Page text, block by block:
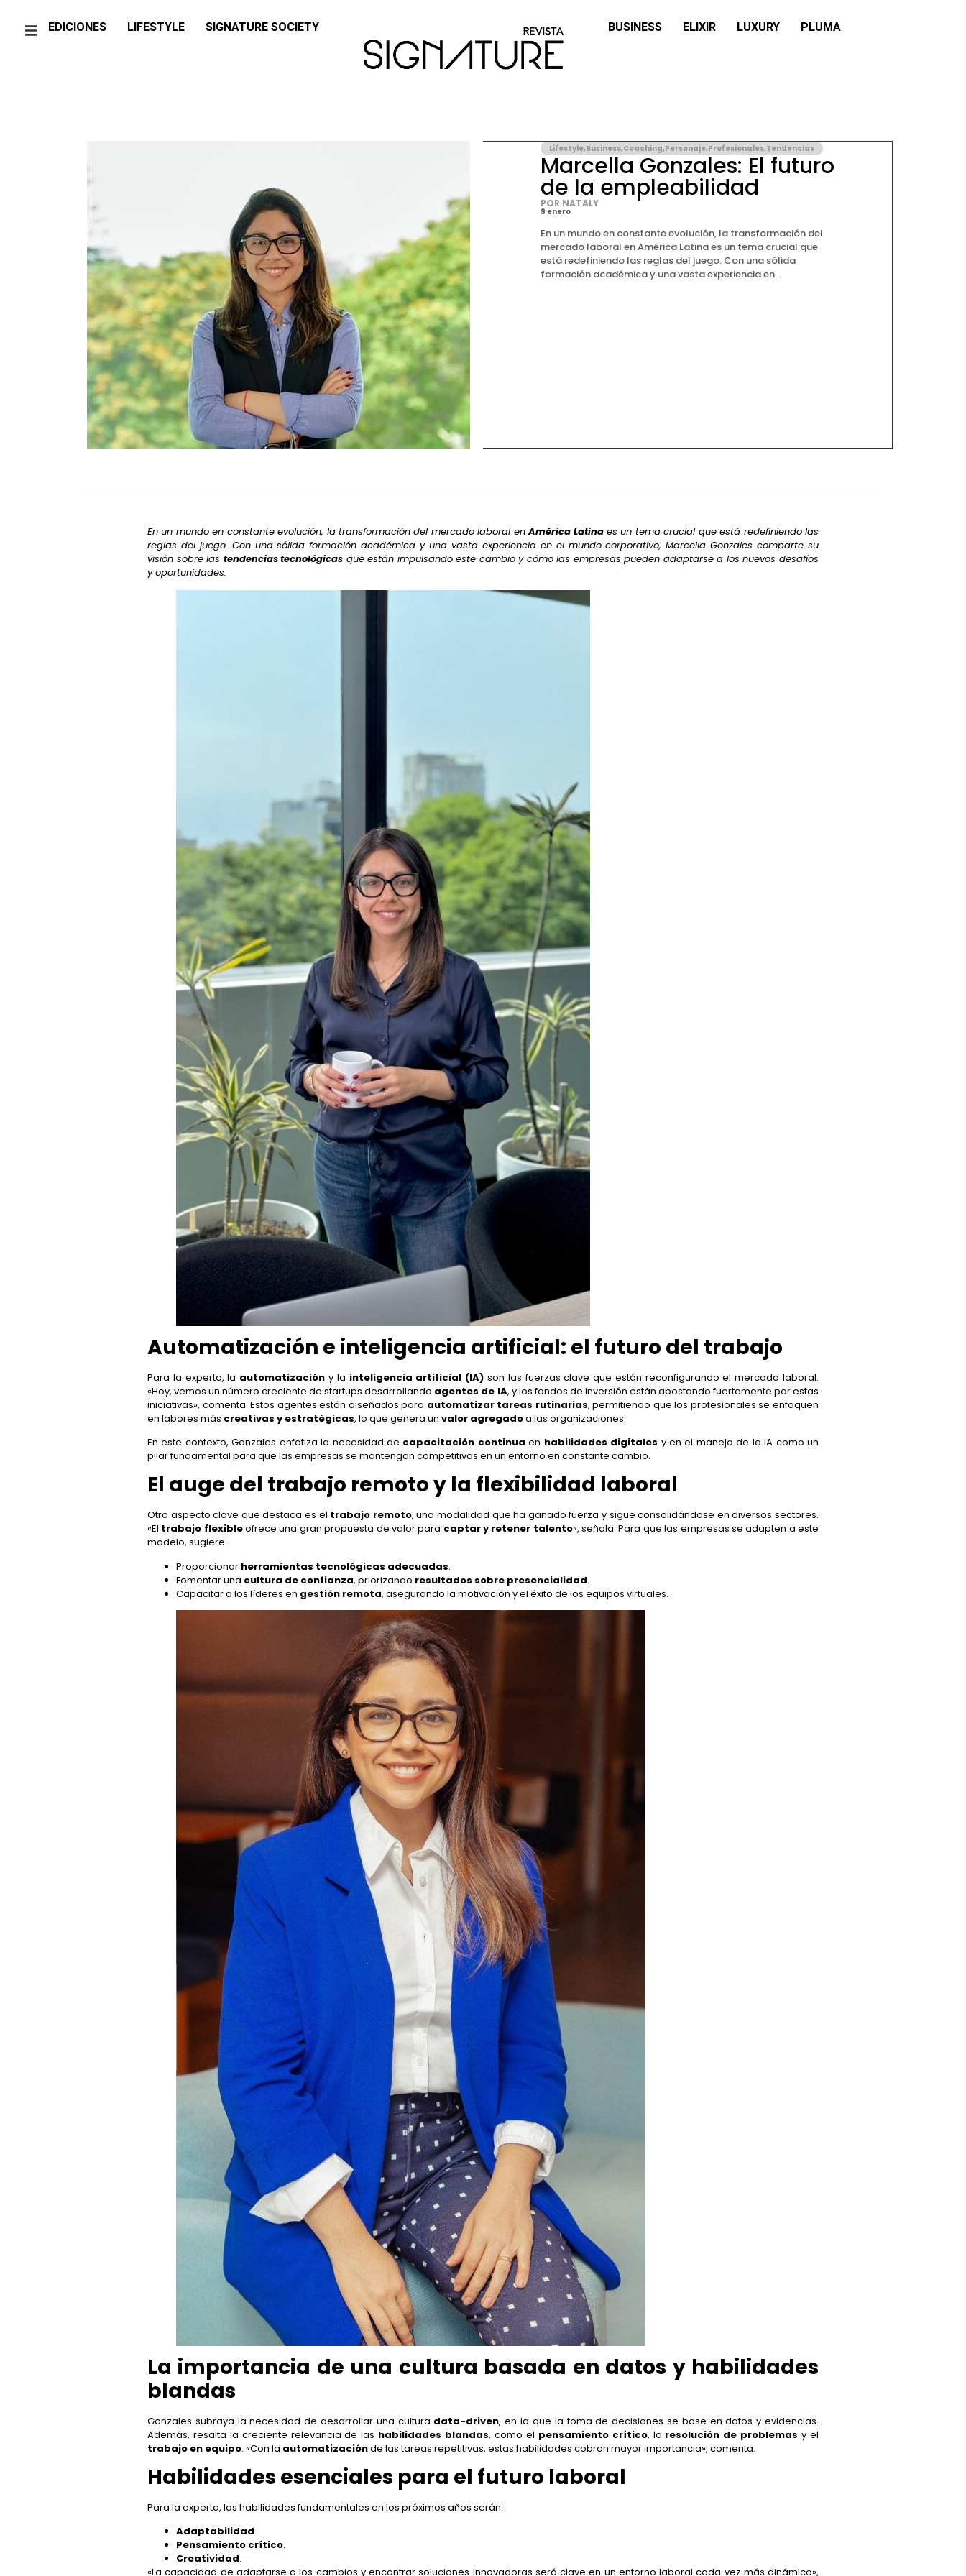
EDICIONES LIFESTYLE SIGNATURE SOCIETY BUSINESS ELIXIR LUXURY PLUMA
Lifestyle,Business,Coaching,Personaje,Profesionales,Tendencias
Marcella Gonzales: El futuro
de la empleabilidad
POR NATALY
9 enero
En un mundo en constante evolución, la transformación del
mercado laboral en América Latina es un tema crucial que
está redefiniendo las reglas del juego. Con una sólida
formación académica y una vasta experiencia en...
En un mundo en constante evolución, la transformación del mercado laboral enAmérica Latinaes un tema crucial que está redefiniendo las
reglas del juego. Con una sólida formación académica y una vasta experiencia en el mundo corporativo, Marcella Gonzales comparte su
visión sobre las tendencias tecnológicas que están impulsando este cambio y cómo las empresas pueden adaptarse a los nuevos desafíos
y oportunidades.
Automatización e inteligencia artificial: el futuro del trabajo
Para la experta, la automatización y la inteligencia artificial (IA) son las fuerzas clave que están reconfigurando el mercado laboral.
«Hoy, vemos un número creciente de startups desarrollando agentes de IA, y los fondos de inversión están apostando fuertemente por estas
iniciativas», comenta. Estos agentes están diseñados para automatizar tareas rutinarias, permitiendo que los profesionales se enfoquen
en labores más creativas y estratégicas, lo que genera un valor agregadoa las organizaciones.
En este contexto, Gonzales enfatiza la necesidad de capacitación continua en habilidades digitales y en el manejo de la IA como un
pilar fundamental para que las empresas se mantengan competitivas en un entorno en constante cambio.
El auge del trabajo remoto y la flexibilidad laboral
Otro aspecto clave que destaca es el trabajo remoto, una modalidad que ha ganado fuerza y sigue consolidándose en diversos sectores.
«El trabajo flexibleofrece una gran propuesta de valor para captar y retener talento«, señala. Para que las empresas se adapten a este
modelo, sugiere:
Proporcionar herramientas tecnológicas adecuadas.
Fomentar una cultura de confianza, priorizando resultados sobre presencialidad.
Capacitar a los líderes en gestión remota, asegurando la motivación y el éxito de los equipos virtuales.
La importancia de una cultura basada en datos y habilidades
blandas
Gonzales subraya la necesidad de desarrollar una cultura data-driven, en la que la toma de decisiones se base en datos y evidencias.
Además, resalta la creciente relevancia de las habilidades blandas, como el pensamiento crítico, la resolución de problemas y el
trabajo en equipo. «Con la automatizaciónde las tareas repetitivas, estas habilidades cobran mayor importancia», comenta.
Habilidades esenciales para el futuro laboral
Para la experta, las habilidades fundamentales en los próximos años serán:
Adaptabilidad.
Pensamiento crítico.
Creatividad.
«La capacidad de adaptarse a los cambios y encontrar soluciones innovadoras será clave en un entorno laboral cada vez más dinámico»,